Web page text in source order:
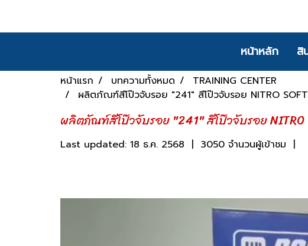
หน้าหลัก สิ
หน้าแรก บทความทั้งหมด
TRAINING CENTER
ผลิตภัณฑ์สีโป๊วจับรอย "241" สีโป๊วจับรอย NITRO
ผลิตภัณฑ์สีโป๊วจับรอย "241" สีโป๊วจับรอย
Last updated: 18 ธ.ค. 2568 | 3050 จำนวนผู้เข้าชม |